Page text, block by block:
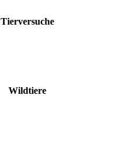
Tierversuche
Wildtiere